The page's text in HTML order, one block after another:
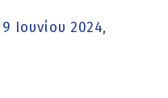
Ιουνίου 2024,